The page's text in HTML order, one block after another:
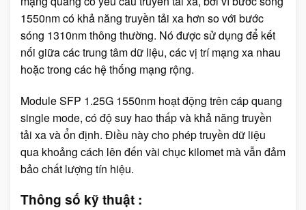
1550nm có khả năng truyền tải xa hơn so với bước
sóng 1310nm thông thường. Nó được sử dụng để kết
nối giữa các trung tâm dữ liệu, các vị trí mạng xa nhau
hoặc trong các hệ thống mạng rộng.
Module SFP 1.25G 1550nm hoạt động trên cáp quang
single mode, có độ suy hao thấp và khả năng truyền
tải xa và ổn định. Điều này cho phép truyền dữ liệu
qua khoảng cách lên đến vài chục kilomet mà vẫn đảm
bảo chất lượng tín hiệu.
Thông số kỹ thuật :